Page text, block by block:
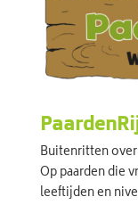
Buitenritten
Op paarden die
leeftijden en